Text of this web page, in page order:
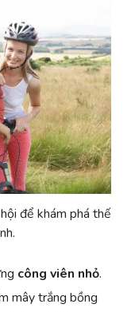
để khám phá thế
công viên nhỏ.
mây trắng bồng